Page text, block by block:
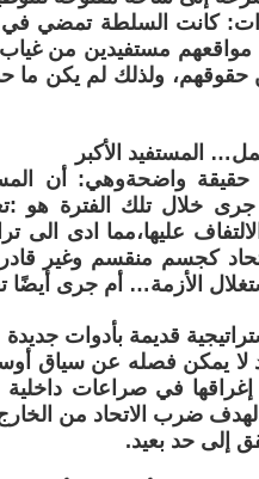
كانت السلطة تمضي في
مواقعهم مستفيدين من
ولذلك لم يكن ما
المستفيد الأكبر
واضحةوهي: أن
خلال تلك الفترة هو
الالتفاف عليها،مما ادى
كجسم منقسم وغير
الأزمة… أم جرى أيضًا
قديمة بأدوات جديدة
لا يمكن فصله عن سياق
في صراعات
ضرب الاتحاد من
إلى حد بعيد.